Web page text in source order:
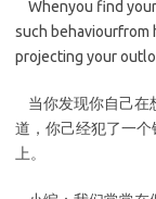
Whenyou find
such behaviourfrom
projecting your
当你发现你自己在
道，你己经犯了一
上。